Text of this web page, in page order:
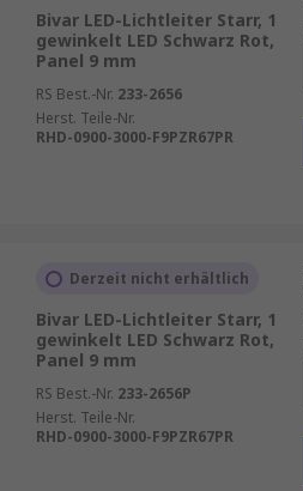
Bivar LED-Lichtleiter Starr, 1
gewinkelt LED Schwarz Rot,
Panel 9 mm
RS Best.-Nr. 233-2656
Herst. Teile-Nr.
RHD-0900-3000-F9PZR67PR
Derzeit nicht erhältlich
Bivar LED-Lichtleiter Starr, 1
gewinkelt LED Schwarz Rot,
Panel 9 mm
RS Best.-Nr. 233-2656P
Herst. Teile-Nr.
RHD-0900-3000-F9PZR67PR